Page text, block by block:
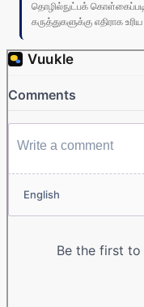
தொழில்நுட்பக்
கருத்துகளுக்கு எதிராக